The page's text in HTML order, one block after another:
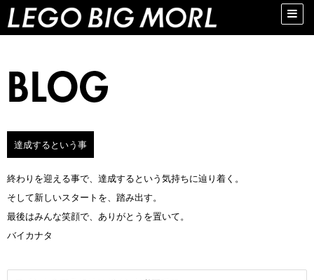
Toggle
達成するという事
終わりを迎える事で、達成するという気持ちに辿り着く。
そして新しいスタートを、踏み出す。
最後はみんな笑顔で、ありがとうを置いて。
バイカナタ